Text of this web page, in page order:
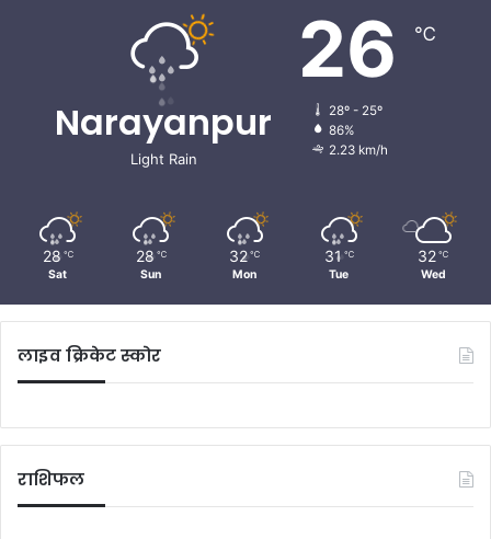
Narayanpur
Light Rain
26 ℃
28º - 25º
86%
2.23 km/h
28 ℃
Sat
28 ℃
Sun
32 ℃
Mon
31 ℃
Tue
32 ℃
Wed
लाइव क्रिकेट स्कोर
राशिफल